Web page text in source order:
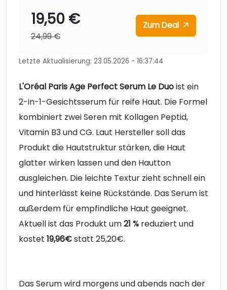
19,50 €
24,99 €
Zum Deal
Letzte Aktualisierung: 23.05.2026 - 16:37:44
L'Oréal Paris Age Perfect Serum Le Duoist ein
2-in-1-Gesichtsserum für reife Haut. Die Formel
kombiniert zwei Seren mit Kollagen Peptid,
Vitamin B3 und CG. Laut Hersteller soll das
Produkt die Hautstruktur stärken, die Haut
glatter wirken lassen und den Hautton
ausgleichen. Die leichte Textur zieht schnell ein
und hinterlässt keine Rückstände. Das Serum ist
außerdem für empfindliche Haut geeignet.
Aktuell ist das Produkt um21 % reduziert und
kostet 19,96€statt 25,20€.
Das Serum wird morgens und abends nach der